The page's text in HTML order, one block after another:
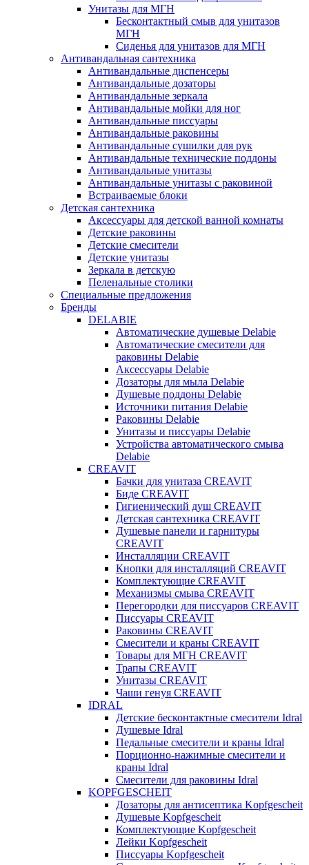
Унитазы для МГН
Бесконтактный смыв для унитазов
МГН
Сиденья для унитазов для МГН
Антивандальная сантехника
Антивандальные диспенсеры
Антивандальные дозаторы
Антивандальные зеркала
Антивандальные мойки для ног
Антивандальные писсуары
Антивандальные раковины
Антивандальные сушилки для рук
Антивандальные технические поддоны
Антивандальные унитазы
Антивандальные унитазы с раковиной
Встраиваемые блоки
Детская сантехника
Аксессуары для детской ванной комнаты
Детские раковины
Детские смесители
Детские унитазы
Зеркала в детскую
Пеленальные столики
Специальные предложения
Бренды
DELABIE
Автоматические душевые Delabie
Автоматические смесители для
раковины Delabie
Аксессуары Delabie
Дозаторы для мыла Delabie
Душевые поддоны Delabie
Источники питания Delabie
Раковины Delabie
Унитазы и писсуары Delabie
Устройства автоматического смыва
Delabie
CREAVIT
Бачки для унитаза CREAVIT
Биде CREAVIT
Гигиенический душ CREAVIT
Детская сантехника CREAVIT
Душевые панели и гарнитуры
CREAVIT
Инсталляции CREAVIT
Кнопки для инсталляций CREAVIT
Комплектующие CREAVIT
Механизмы смыва CREAVIT
Перегородки для писсуаров CREAVIT
Писсуары CREAVIT
Раковины CREAVIT
Смесители и краны CREAVIT
Товары для МГН CREAVIT
Трапы CREAVIT
Унитазы CREAVIT
Чаши генуя CREAVIT
IDRAL
Детские бесконтактные смесители Idral
Душевые Idral
Педальные смесители и краны Idral
Порционно-нажимные смесители и
краны Idral
Смеcители для раковины Idral
KOPFGESCHEIT
Дозаторы для антисептика Kopfgescheit
Душевые Kopfgescheit
Комплектующие Kopfgescheit
Лейки Kopfgescheit
Писсуары Kopfgescheit